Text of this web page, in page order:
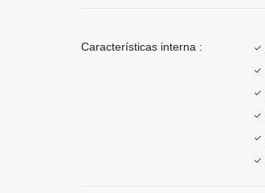
Características interna :